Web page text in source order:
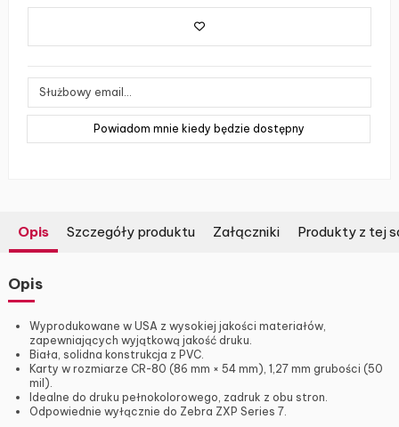
Opis Szczegóły produktu Załączniki Produkty z tej
Opis
Wyprodukowane w USA z wysokiej jakości materiałów,
zapewniających wyjątkową jakość druku.
Biała, solidna konstrukcja z PVC.
Karty w rozmiarze CR-80 (86 mm × 54 mm), 1,27 mm grubości (50
mil).
Idealne do druku pełnokolorowego, zadruk z obu stron.
Odpowiednie wyłącznie do Zebra ZXP Series 7.